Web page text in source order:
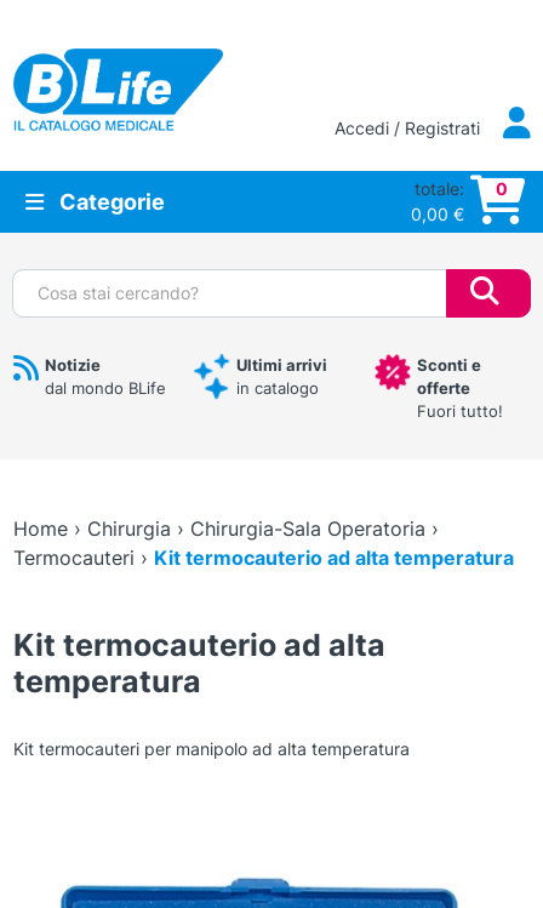
Vai al contenuto principale
Accedi / Registrati
Categorie
totale:
0,00 €
0
Cerca:
Notizie
dal mondo BLife
Ultimi arrivi
in catalogo
Sconti e
offerte
Fuori tutto!
Home› Chirurgia › Chirurgia-Sala Operatoria ›
Termocauteri › Kit termocauterio ad alta temperatura
Kit termocauterio ad alta
temperatura
Kit termocauteri per manipolo ad alta temperatura